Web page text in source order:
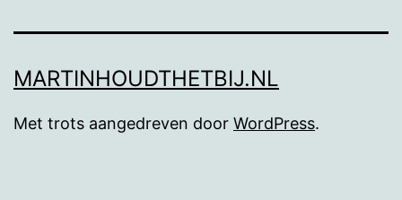
MARTINHOUDTHETBIJ.NL
Met trots aangedreven door WordPress.